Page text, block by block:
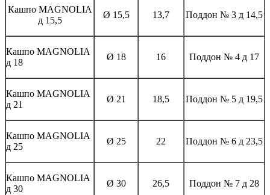
Кашпо MAGNOLIА
д 15,5
Ø 15,5 13,7 Поддон № 3 д 14,5
Кашпо MAGNOLIА
д 18
Ø 18 16 Поддон № 4 д 17
Кашпо MAGNOLIА
д 21
Ø 21 18,5 Поддон № 5 д 19,5
Кашпо MAGNOLIА
д 25
Ø 25 22 Поддон № 6 д 23,5
Кашпо MAGNOLIА
д 30
Ø 30 26,5 Поддон № 7 д 28